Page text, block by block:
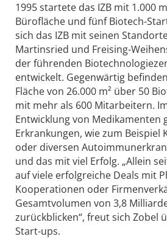
1995 startete das IZB mit 1.000
Bürofläche und fünf Biotech-
sich das IZB mit seinen
Martinsried und Freising-
der führenden
entwickelt. Gegenwärtig
Fläche von 26.000 m² über 50
mit mehr als 600 Mitarbeitern.
Entwicklung von Medikamenten
Erkrankungen, wie zum Beispiel
oder diversen
und das mit viel Erfolg. „Allein
auf viele erfolgreiche Deals mit
Kooperationen oder
Gesamtvolumen von 3,8
zurückblicken“, freut sich Zobel
Start-ups.